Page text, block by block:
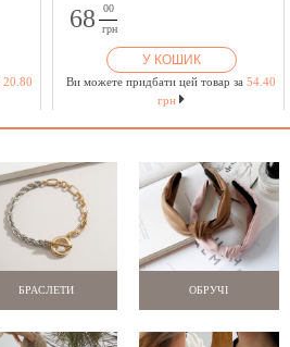
20.80
68
00
грн
У КОШИК
Ви можете придбати цей товар за 54.40
грн
БРАСЛЕТИ ОБРУЧІ